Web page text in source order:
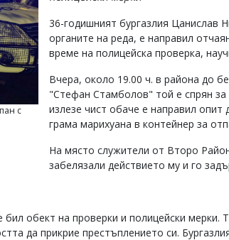
с
36-годишният бургазлия Цанислав
органите на реда, е направил
време на полицейска проверка,
Вчера, около 19.00 ч. в района до
"Стефан Стамболов" той е спрян за
излезе чист обаче е направил
грама марихуана в контейнер за
На място служители от Второ
забелязали действието му и го
обект на проверки и полицейски мерки.
да прикрие престъплението си.